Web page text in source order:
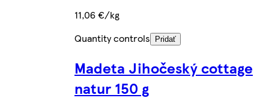
11,06 €/kg
Quantity controls
Pridať
Madeta Jihočeský cottage
natur 150 g